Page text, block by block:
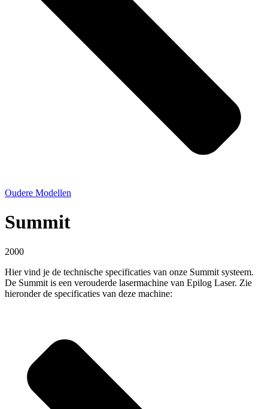
Oudere Modellen
Summit
2000
Hier vind je de technische specificaties van onze Summit systeem.
De Summit is een verouderde lasermachine van Epilog Laser. Zie
hieronder de specificaties van deze machine: